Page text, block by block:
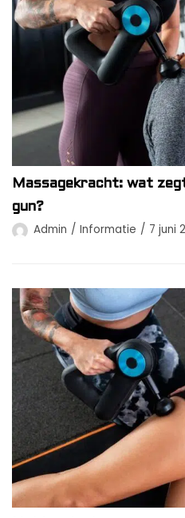
Massagekracht: wat
gun?
Admin Informatie 7 juni